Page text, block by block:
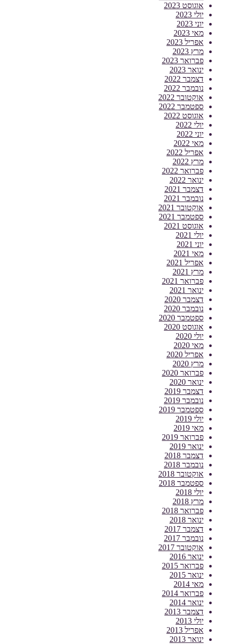
אוגוסט 2023
יולי 2023
יוני 2023
מאי 2023
אפריל 2023
מרץ 2023
פברואר 2023
ינואר 2023
דצמבר 2022
נובמבר 2022
אוקטובר 2022
ספטמבר 2022
אוגוסט 2022
יולי 2022
יוני 2022
מאי 2022
אפריל 2022
מרץ 2022
פברואר 2022
ינואר 2022
דצמבר 2021
נובמבר 2021
אוקטובר 2021
ספטמבר 2021
אוגוסט 2021
יולי 2021
יוני 2021
מאי 2021
אפריל 2021
מרץ 2021
פברואר 2021
ינואר 2021
דצמבר 2020
נובמבר 2020
ספטמבר 2020
אוגוסט 2020
יולי 2020
מאי 2020
אפריל 2020
מרץ 2020
פברואר 2020
ינואר 2020
דצמבר 2019
נובמבר 2019
ספטמבר 2019
יולי 2019
מאי 2019
פברואר 2019
ינואר 2019
דצמבר 2018
נובמבר 2018
אוקטובר 2018
ספטמבר 2018
יולי 2018
מרץ 2018
פברואר 2018
ינואר 2018
דצמבר 2017
נובמבר 2017
אוקטובר 2017
ינואר 2016
פברואר 2015
ינואר 2015
מאי 2014
פברואר 2014
ינואר 2014
דצמבר 2013
יולי 2013
אפריל 2013
ינואר 2013